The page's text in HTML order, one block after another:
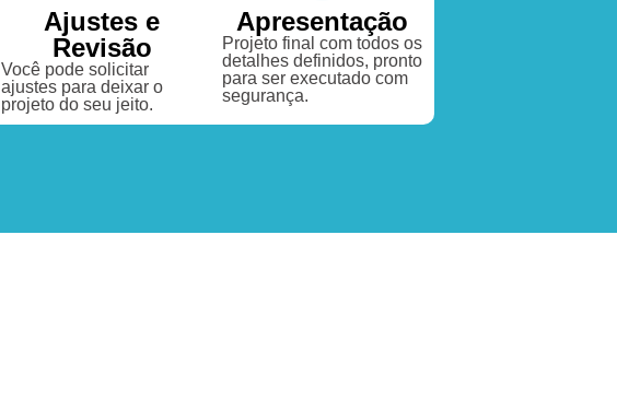
Ajustes e
Revisão
Você pode solicitar
ajustes para deixar o
projeto do seu jeito.
Apresentação
Projeto final com todos os
detalhes definidos, pronto
para ser executado com
segurança.